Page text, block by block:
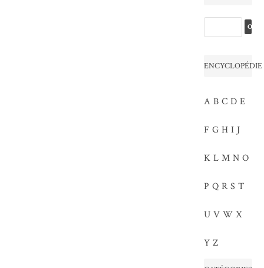
ENCYCLOPÉDIE
A B C D E
F G H I J
K L M N O
P Q R S T
U V W X
Y Z